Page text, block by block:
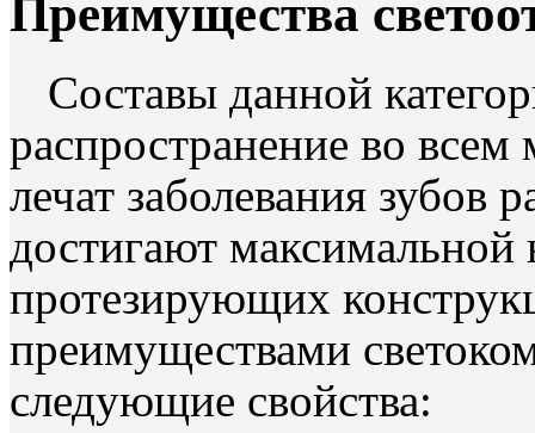
Преимущества
Составы данной
распространение во
лечат заболевания зубов
достигают
протезирующих
преимуществами
следующие свойства: